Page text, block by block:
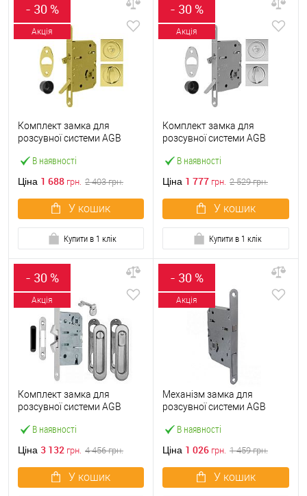
- 30 %
Акція
В наявності
Комплект замка для
розсувної системи AGB
Ціна 1 688 грн. 2 403грн.
У кошик
Купити в 1 клік
- 30 %
Акція
В наявності
Комплект замка для
розсувної системи AGB
хром
Ціна 1 777 грн. 2 529грн.
У кошик
Купити в 1 клік
- 30 %
Акція
В наявності
Комплект замка для
розсувної системи AGB
Ціна 3 132 грн. 4 456грн.
У кошик
- 30 %
Акція
В наявності
Механізм замка для
розсувної системи AGB
B089815034 (BS50мм) хром
Ціна 1 026 грн. 1 459грн.
У кошик